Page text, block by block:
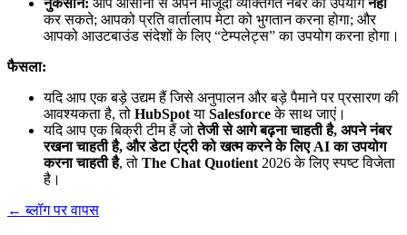
नुकसान: आप आसानी से अपने मौजूदा व्यक्तिगत नंबर का उपयोगनहीं
कर सकते; आपको प्रति वार्तालाप मेटा को भुगतान करना होगा; और
आपको आउटबाउंड संदेशों के लिए “टेम्पलेट्स” का उपयोग करना होगा।
फैसला:
यदि आप एक बड़े उद्यम हैं जिसे अनुपालन और बड़े पैमाने पर प्रसारण की
आवश्यकता है, तो HubSpotया Salesforceके साथ जाएं।
यदि आप एक बिक्री टीम हैं जोतेजी से आगे बढ़ना चाहती है, अपने नंबर
रखना चाहती है, और डेटा एंट्री को खत्म करने के लिए AI का उपयोग
करना चाहती है, तो The Chat Quotient 2026 के लिए स्पष्ट विजेता
है।
← ब्लॉग पर वापस